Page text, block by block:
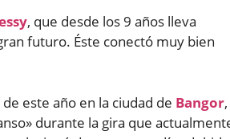
, que desde los 9 años lleva
futuro. Éste conectó muy bien
este año en la ciudad de Bangor,
durante la gira que